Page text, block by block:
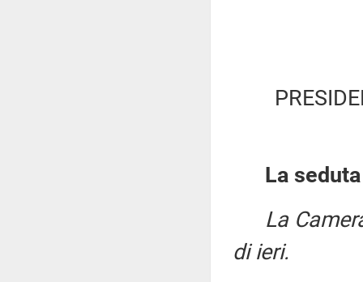
La
La
di ieri.